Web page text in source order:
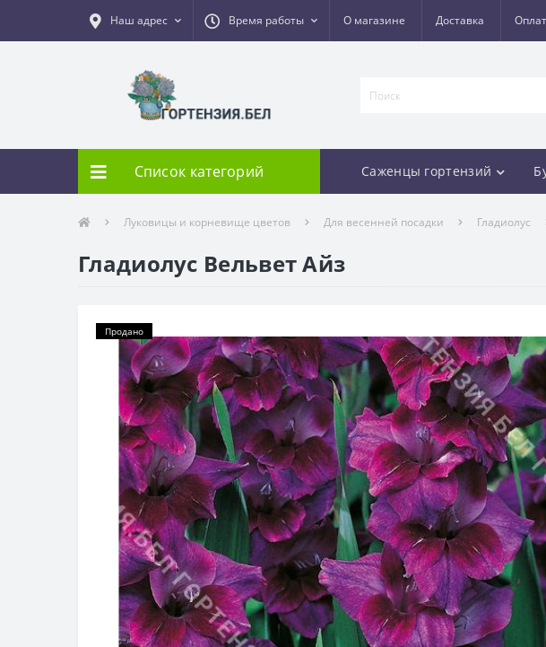
Наш адрес Время работы О магазине Доставка
Список категорий Саженцы гортензий
Луковицы и корневище цветов Для весенней посадки Гладиолус
Гладиолус Вельвет Айз
Продано